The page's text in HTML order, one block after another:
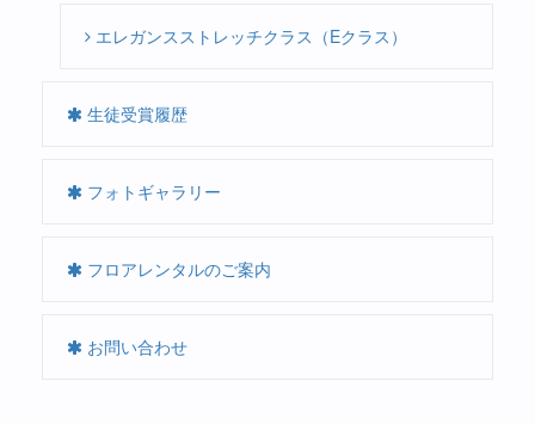
エレガンスストレッチクラス（Eクラス）
生徒受賞履歴
フォトギャラリー
フロアレンタルのご案内
お問い合わせ